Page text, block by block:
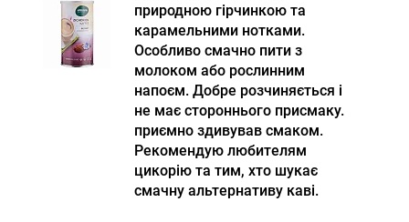
природною гірчинкою та
карамельними нотками.
Особливо смачно пити з
молоком або рослинним
напоєм. Добре розчиняється і
не має стороннього присмаку.
приємно здивував смаком.
Рекомендую любителям
цикорію та тим, хто шукає
смачну альтернативу каві.